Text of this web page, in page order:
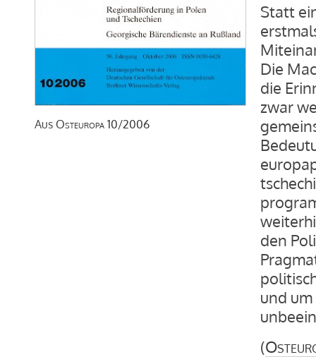
Aus Osteuropa 10/2006
Statt
Die
die
zwar
den
und
(